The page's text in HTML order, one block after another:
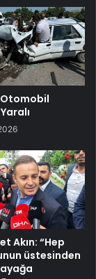
Otomobil
Akın: “Hep
üstesinden